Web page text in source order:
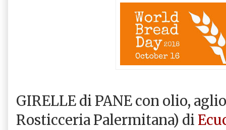
GIRELLE di PANE con olio,
Rosticceria Palermitana) di